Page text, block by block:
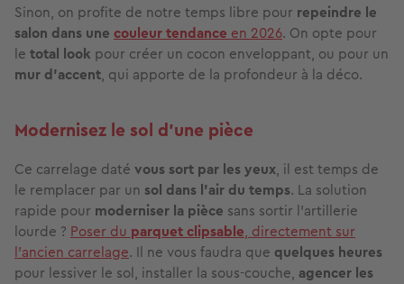
Sinon, on profite de notre temps libre pour repeindre le
salon dans une couleur tendance en 2026. On opte pour
le total look pour créer un cocon enveloppant, ou pour un
mur d’accent, qui apporte de la profondeur à la déco.
Modernisez le sol d’une pièce
Ce carrelage daté vous sort par les yeux, il est temps de
le remplacer par un sol dans l’air du temps. La solution
rapide pour moderniser la pièce sans sortir l’artillerie
lourde ? Poser du parquet clipsable, directement sur
l’ancien carrelage. Il ne vous faudra que quelques heures
pour lessiver le sol, installer la sous-couche, agencer les